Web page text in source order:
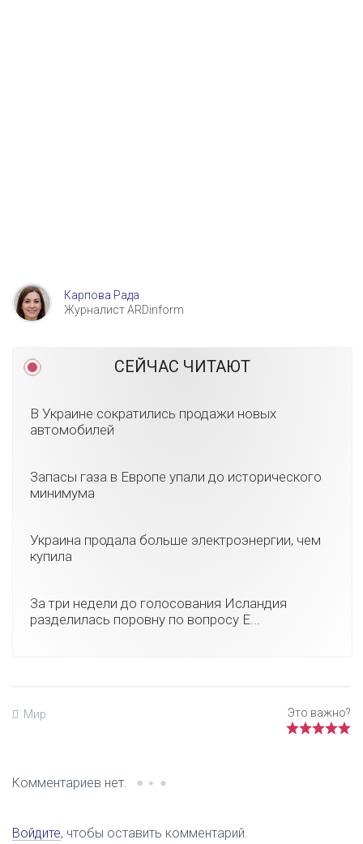
Карпова Рада
Журналист ARDinform
СЕЙЧАС ЧИТАЮТ
В Украине сократились продажи новых
автомобилей
Запасы газа в Европе упали до исторического
минимума
Украина продала больше электроэнергии, чем
купила
За три недели до голосования Исландия
разделилась поровну по вопросу Е...
Мир
Комментариев нет.
Войдите, чтобы оставить комментарий.